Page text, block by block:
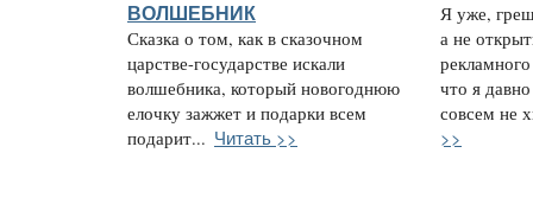
ВОЛШЕБНИК
Сказка о том, как в сказочном
царстве-государстве искали
волшебника, который новогоднюю
елочку зажжет и подарки всем
подарит... Читать >>
Я уже,
а не
что я
совсем не
>>